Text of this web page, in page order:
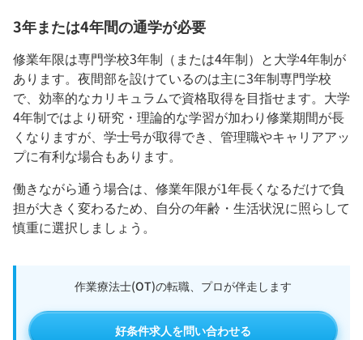
3年または4年間の通学が必要
修業年限は専門学校3年制（または4年制）と大学4年制が
あります。夜間部を設けているのは主に3年制専門学校
で、効率的なカリキュラムで資格取得を目指せます。大学
4年制ではより研究・理論的な学習が加わり修業期間が長
くなりますが、学士号が取得でき、管理職やキャリアアッ
プに有利な場合もあります。
働きながら通う場合は、修業年限が1年長くなるだけで負
担が大きく変わるため、自分の年齢・生活状況に照らして
慎重に選択しましょう。
作業療法士(OT)の転職、プロが伴走します
好条件求人を問い合わせる